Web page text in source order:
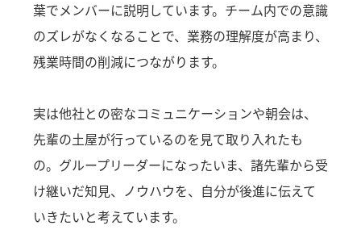
葉でメンバーに説明しています。チーム内での意識
のズレがなくなることで、業務の理解度が高まり、
残業時間の削減につながります。
実は他社との密なコミュニケーションや朝会は、
先輩の土屋が行っているのを見て取り入れたも
の。グループリーダーになったいま、諸先輩から受
け継いだ知見、ノウハウを、自分が後進に伝えて
いきたいと考えています。